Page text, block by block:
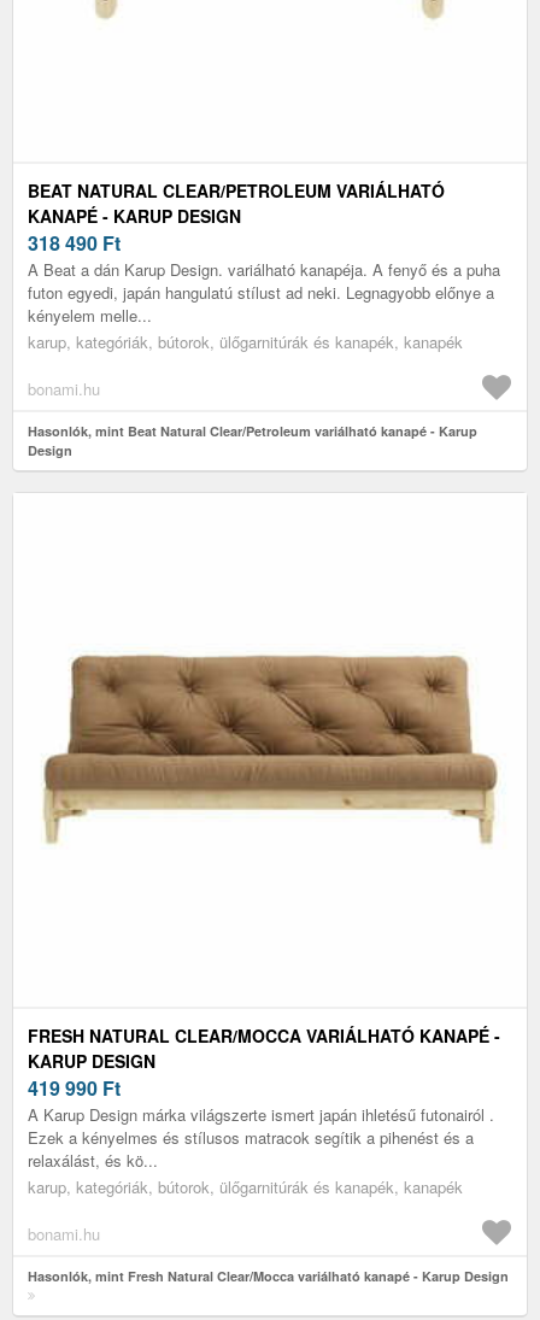
BEAT NATURAL CLEAR/PETROLEUM VARIÁLHATÓ
KANAPÉ - KARUP DESIGN
318 490 Ft
A Beat a dán Karup Design. variálható kanapéja. A fenyő és a puha
futon egyedi, japán hangulatú stílust ad neki. Legnagyobb előnye a
kényelem melle...
karup, kategóriák, bútorok, ülőgarnitúrák és kanapék, kanapék
bonami.hu
Hasonlók, mint Beat Natural Clear/Petroleum variálható kanapé - Karup
Design
FRESH NATURAL CLEAR/MOCCA VARIÁLHATÓ KANAPÉ -
KARUP DESIGN
419 990 Ft
A Karup Design márka világszerte ismert japán ihletésű futonairól .
Ezek a kényelmes és stílusos matracok segítik a pihenést és a
relaxálást, és kö...
karup, kategóriák, bútorok, ülőgarnitúrák és kanapék, kanapék
bonami.hu
Hasonlók, mint Fresh Natural Clear/Mocca variálható kanapé - Karup Design